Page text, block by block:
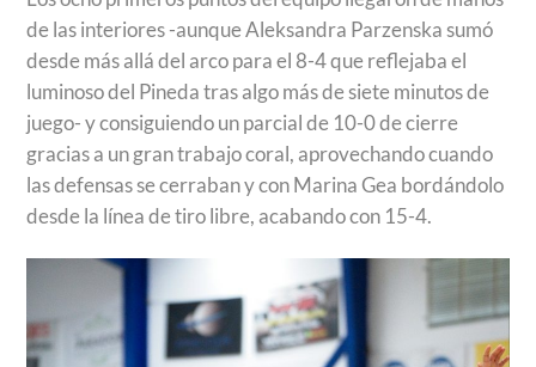
de las interiores -aunque Aleksandra Parzenska sumó
desde más allá del arco para el 8-4 que reflejaba el
luminoso del Pineda tras algo más de siete minutos de
juego- y consiguiendo un parcial de 10-0 de cierre
gracias a un gran trabajo coral, aprovechando cuando
las defensas se cerraban y con Marina Gea bordándolo
desde la línea de tiro libre, acabando con 15-4.